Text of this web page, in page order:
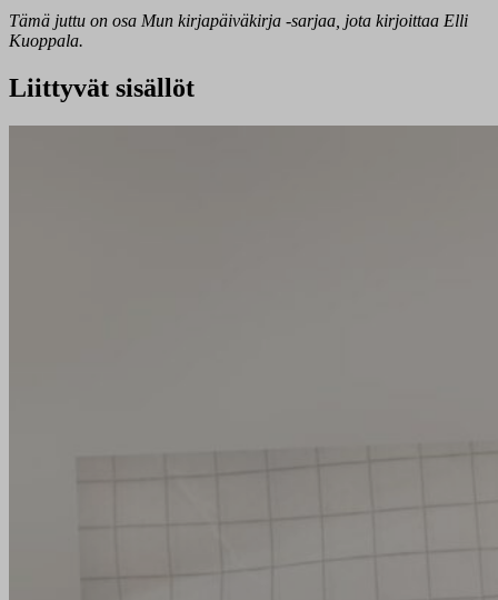
Tämä juttu on osa Mun kirjapäiväkirja -sarjaa, jota kirjoittaa Elli
Kuoppala.
Liittyvät sisällöt